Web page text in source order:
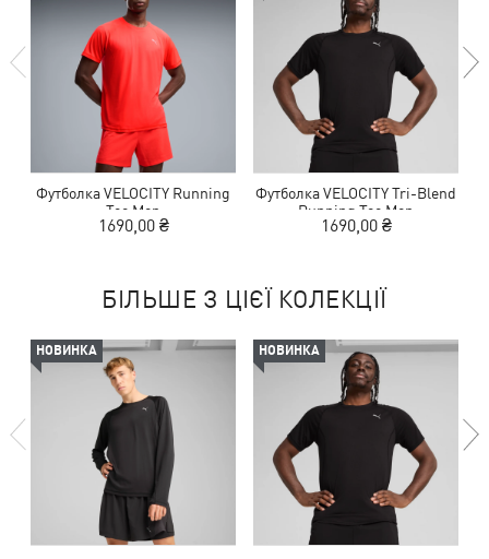
Футболка VELOCITY Running
Tee Men
1690,00 ₴
Футболка VELOCITY Tri-Blend
Running Tee Men
1690,00 ₴
БІЛЬШЕ З ЦІЄЇ КОЛЕКЦІЇ
НОВИНКА НОВИНКА